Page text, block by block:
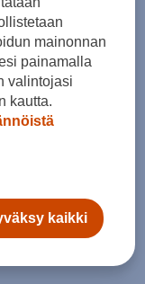
34 - 35
mainonnan
painamalla
valintojasi
kautta.
kaikki